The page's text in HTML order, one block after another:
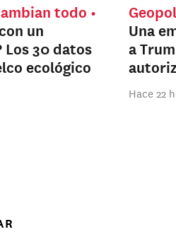
todo
un
Los 30 datos
ecológico
Una
a
Hace 22